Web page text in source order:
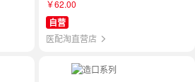
￥62.00
自营
医配淘直营店